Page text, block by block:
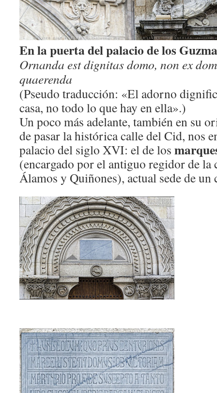
En la puerta del palacio de los
Ornanda est dignitas domo, non ex
quaerenda
(Pseudo traducción: «El adorno
casa, no todo lo que hay en ella».)
Un poco más adelante, también en su
de pasar la histórica calle del Cid, nos
palacio del siglo XVI: el de los
(encargado por el antiguo regidor de la
Álamos y Quiñones), actual sede de